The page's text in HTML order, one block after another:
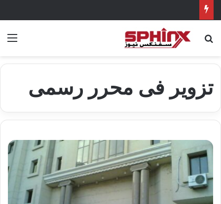
بحث عن
تزوير فى محرر رسمى